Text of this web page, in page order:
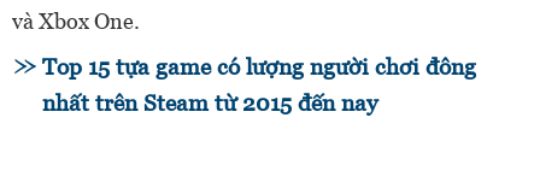
và Xbox One.
Top 15 tựa game có lượng người chơi đông
nhất trên Steam từ 2015 đến nay